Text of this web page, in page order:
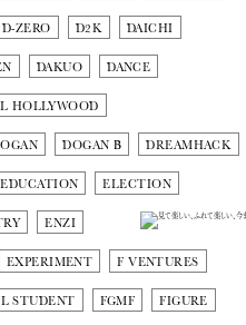
D-ZERO D2K DAICHI
DAKUO DANCE
HOLLYWOOD
DOGAN Β DREAMHACK
EDUCATION ELECTION
ENZI
EXPERIMENT F VENTURES
STUDENT FGMF FIGURE